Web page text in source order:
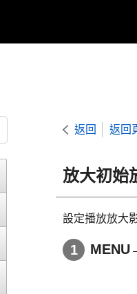
返回 返回
放大初始
設定播放放大
MENU